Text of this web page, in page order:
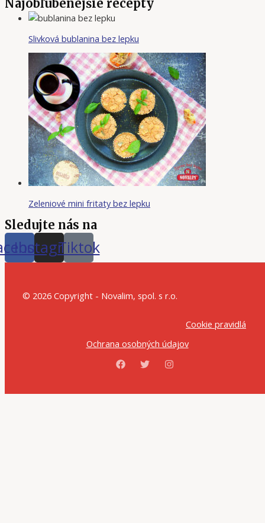
Najobľúbenejšie recepty
Slivková bublanina bez lepku
Zeleniové mini fritaty bez lepku
Sledujte nás na
Instagram
Tiktok
© 2026 Copyright - Novalim, spol. s r.o.
Cookie pravidlá
Ochrana osobných údajov